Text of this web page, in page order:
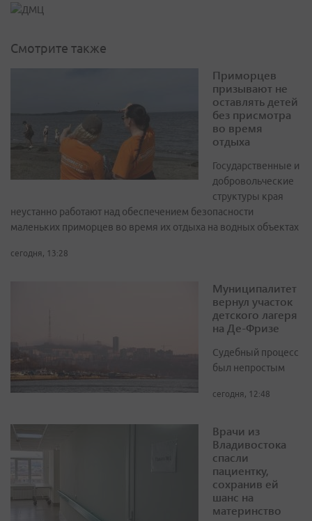
Смотрите также
Приморцев
призывают не
оставлять детей
без присмотра
во время
отдыха
Государственные и
добровольческие
структуры края
неустанно работают над обеспечением безопасности
маленьких приморцев во время их отдыха на водных объектах
сегодня, 13:28
Муниципалитет
вернул участок
детского лагеря
на Де-Фризе
Судебный процесс
был непростым
сегодня, 12:48
Врачи из
Владивостока
спасли
пациентку,
сохранив ей
шанс на
материнство